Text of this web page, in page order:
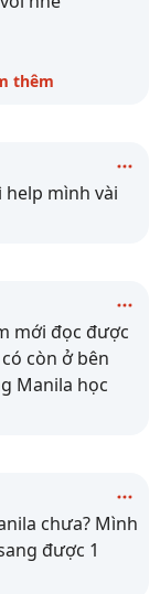
thêm
help mình vài
mới đọc được
còn ở bên
Manila học
chưa? Mình
được 1